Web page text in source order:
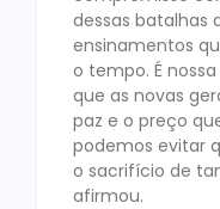
dessas batalhas
ensinamentos
o tempo. É
que as novas
paz e o preço
podemos evitar
o sacrifício de
afirmou.